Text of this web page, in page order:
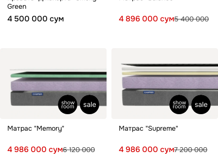
Green
4 500 000 сум 4 896 000 сум5 400 000
Матрас "Memory"
4 986 000 сум6 120 000
Матрас "Supreme"
4 986 000 сум7 200 000